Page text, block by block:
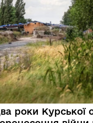
роки Курської